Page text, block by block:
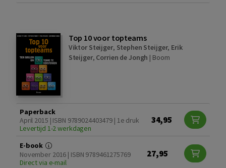
Top 10 voor topteams
Viktor Steijger, Stephen Steijger, Erik
Steijger, Corrien de Jongh | Boom
Paperback
April 2015 | ISBN 9789024403479 | 1e druk
Levertijd 1-2 werkdagen
34,95
E-book
November 2016 | ISBN 9789461275769
Direct via e-mail
27,95